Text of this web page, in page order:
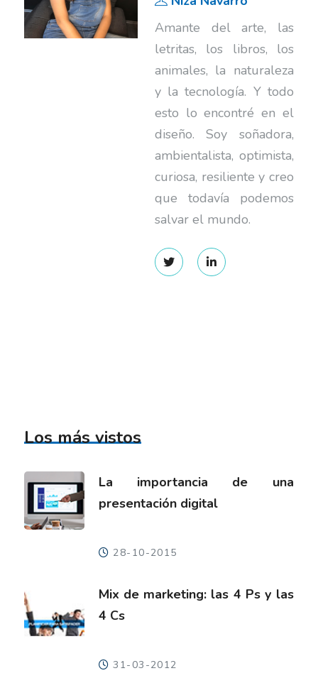
Amante del arte, las
letritas, los libros, los
animales, la naturaleza
y la tecnología. Y todo
esto lo encontré en el
diseño. Soy soñadora,
ambientalista, optimista,
curiosa, resiliente y creo
que todavía podemos
salvar el mundo.
Los más vistos
La importancia de una
presentación digital
28-10-2015
Mix de marketing: las 4 Ps y las
4 Cs
31-03-2012